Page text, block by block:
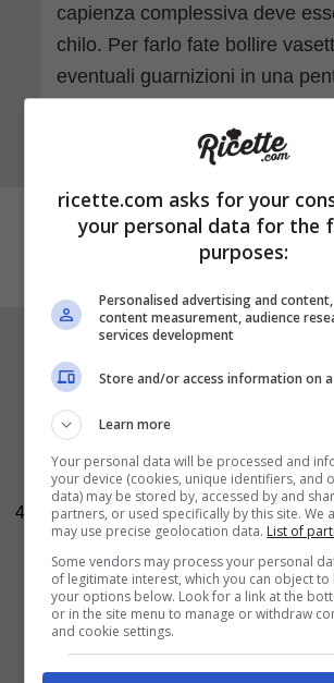
4
Ponete sul fuoco la casseruola,
ebollizione e sempre
comunque fino a quando il
sarà addensato. Pochi minuti
spegnere il fuoco aggiungete la
ricette.com asks for your
your personal data for the
purposes:
Personalised advertising and
content measurement, audience
services development
Store and/or access information on
Learn more
Your personal data will be processed and
your device (cookies, unique identifiers, and
data) may be stored by, accessed by and
partners, or used specifically by this site. We
may use precise geolocation data. List of
Some vendors may process your personal
of legitimate interest, which you can object to
your options below. Look for a link at the
or in the site menu to manage or withdraw
and cookie settings.